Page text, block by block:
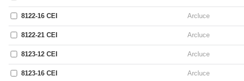
8122-16 CEI Arcluce
8122-21 CEI Arcluce
8123-12 CEI Arcluce
8123-16 CEI Arcluce